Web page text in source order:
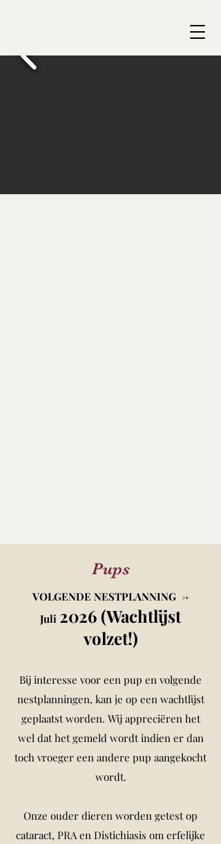
Pups
VOLGENDE NESTPLANNING ->
Juli 2026 (Wachtlijst
volzet!)
​Bij interesse voor een pup en volgende
nestplanningen, kan je op een wachtlijst
geplaatst worden. Wij appreciëren het
wel dat het gemeld wordt indien er dan
toch vroeger een andere pup aangekocht
wordt.
Onze ouder dieren worden getest op
cataract, PRA en Distichiasis om erfelijke